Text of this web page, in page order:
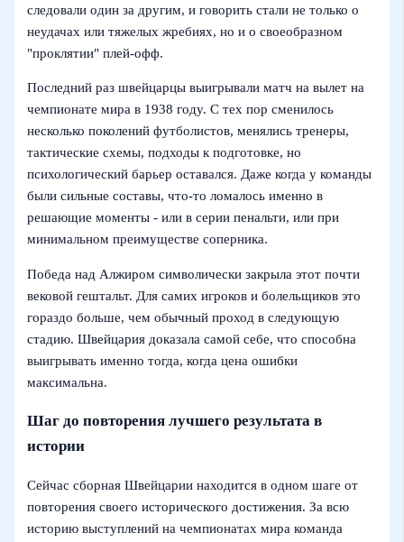
следовали один за другим, и говорить стали не только о
неудачах или тяжелых жребиях, но и о своеобразном
"проклятии" плей-офф.
Последний раз швейцарцы выигрывали матч на вылет на
чемпионате мира в 1938 году. С тех пор сменилось
несколько поколений футболистов, менялись тренеры,
тактические схемы, подходы к подготовке, но
психологический барьер оставался. Даже когда у команды
были сильные составы, что-то ломалось именно в
решающие моменты - или в серии пенальти, или при
минимальном преимуществе соперника.
Победа над Алжиром символически закрыла этот почти
вековой гештальт. Для самих игроков и болельщиков это
гораздо больше, чем обычный проход в следующую
стадию. Швейцария доказала самой себе, что способна
выигрывать именно тогда, когда цена ошибки
максимальна.
Шаг до повторения лучшего результата в
истории
Сейчас сборная Швейцарии находится в одном шаге от
повторения своего исторического достижения. За всю
историю выступлений на чемпионатах мира команда